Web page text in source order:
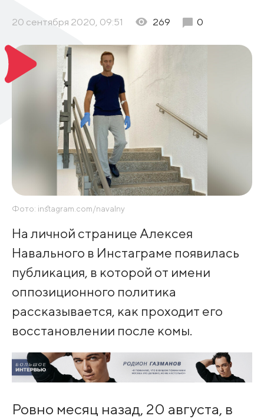
20 сентября 2020, 09:51 269 0
Фото: instagram.com/navalny
На личной странице Алексея
Навального в Инстаграме появилась
публикация, в которой от имени
оппозиционного политика
рассказывается, как проходит его
восстановлении после комы.
Ровно месяц назад, 20 августа, в